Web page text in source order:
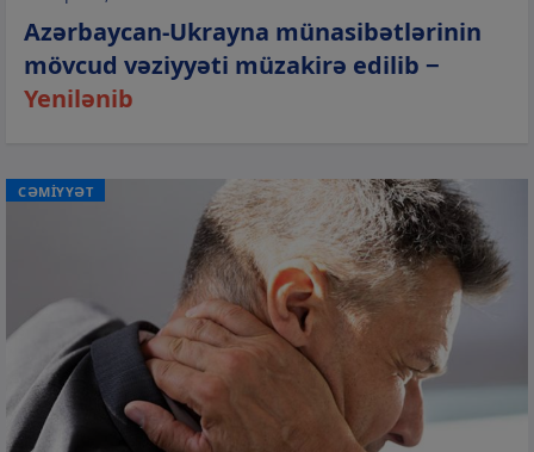
Azərbaycan-Ukrayna münasibətlərinin
mövcud vəziyyəti müzakirə edilib −
Yenilənib
CƏMİYYƏT